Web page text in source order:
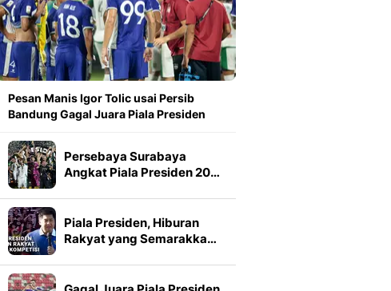
Pesan Manis Igor Tolic usai Persib
Bandung Gagal Juara Piala Presiden
Persebaya Surabaya
Angkat Piala Presiden 20…
Piala Presiden, Hiburan
Rakyat yang Semarakka…